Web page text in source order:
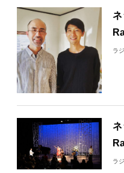
ネ
ラ
ネ
ラ